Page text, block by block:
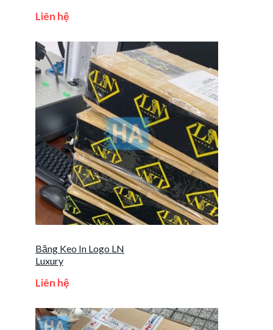
Liên hệ
Băng Keo In Logo LN
Luxury
Liên hệ